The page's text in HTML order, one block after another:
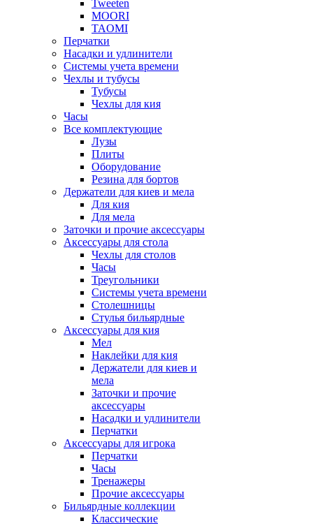
Tweeten
MOORI
TAOMI
Перчатки
Насадки и удлинители
Системы учета времени
Чехлы и тубусы
Тубусы
Чехлы для кия
Часы
Все комплектующие
Лузы
Плиты
Оборудование
Резина для бортов
Держатели для киев и мела
Для кия
Для мела
Заточки и прочие аксессуары
Аксессуары для стола
Чехлы для столов
Часы
Треугольники
Системы учета времени
Столешницы
Стулья бильярдные
Аксессуары для кия
Мел
Наклейки для кия
Держатели для киев и
мела
Заточки и прочие
аксессуары
Насадки и удлинители
Перчатки
Аксессуары для игрока
Перчатки
Часы
Тренажеры
Прочие аксессуары
Бильярдные коллекции
Классические